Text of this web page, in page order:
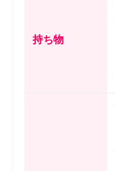
持ち物